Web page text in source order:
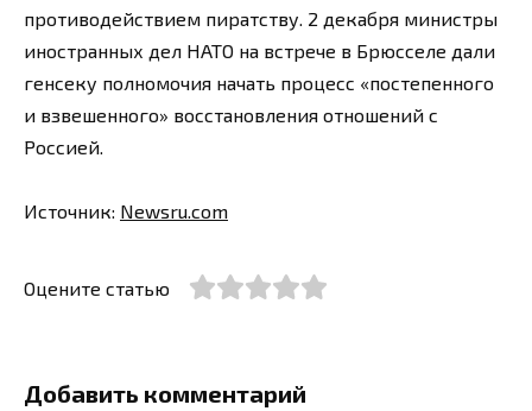
противодействием пиратству. 2 декабря министры
иностранных дел НАТО на встрече в Брюсселе дали
генсеку полномочия начать процесс «постепенного
и взвешенного» восстановления отношений с
Россией.
Источник: Newsru.com
Оцените статью
Добавить комментарий